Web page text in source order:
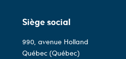
Siège social
990, avenue Holland
Québec (Québec)